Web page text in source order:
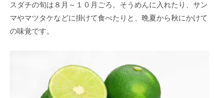
スダチの旬は８月～１０月ごろ。そうめんに入れたり、サン
マやマツタケなどに掛けて食べたりと、晩夏から秋にかけて
の味覚です。